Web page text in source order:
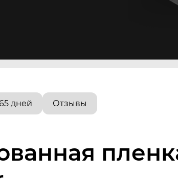
дней Отзывы